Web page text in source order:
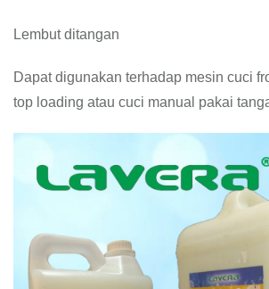
Lembut ditangan
Dapat digunakan terhadap mesin cuci
top loading atau cuci manual pakai